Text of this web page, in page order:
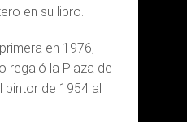
en su libro.
en 1976,
regaló la Plaza de
pintor de 1954 al